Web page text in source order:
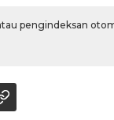
pengindeksan